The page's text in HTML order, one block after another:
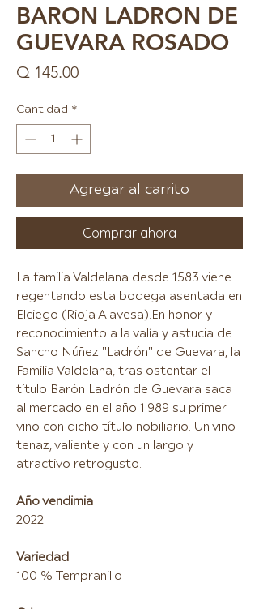
BARON LADRON DE
GUEVARA ROSADO
Q 145.00Precio
Cantidad *
Agregar al carrito
Comprar ahora
La familia Valdelana desde 1583 viene
regentando esta bodega asentada en
Elciego (Rioja Alavesa).En honor y
reconocimiento a la valía y astucia de
Sancho Núñez "Ladrón" de Guevara, la
Familia Valdelana, tras ostentar el
título Barón Ladrón de Guevara saca
al mercado en el año 1.989 su primer
vino con dicho título nobiliario. Un vino
tenaz, valiente y con un largo y
atractivo retrogusto.
Año vendimia
2022
Variedad
100 % Tempranillo